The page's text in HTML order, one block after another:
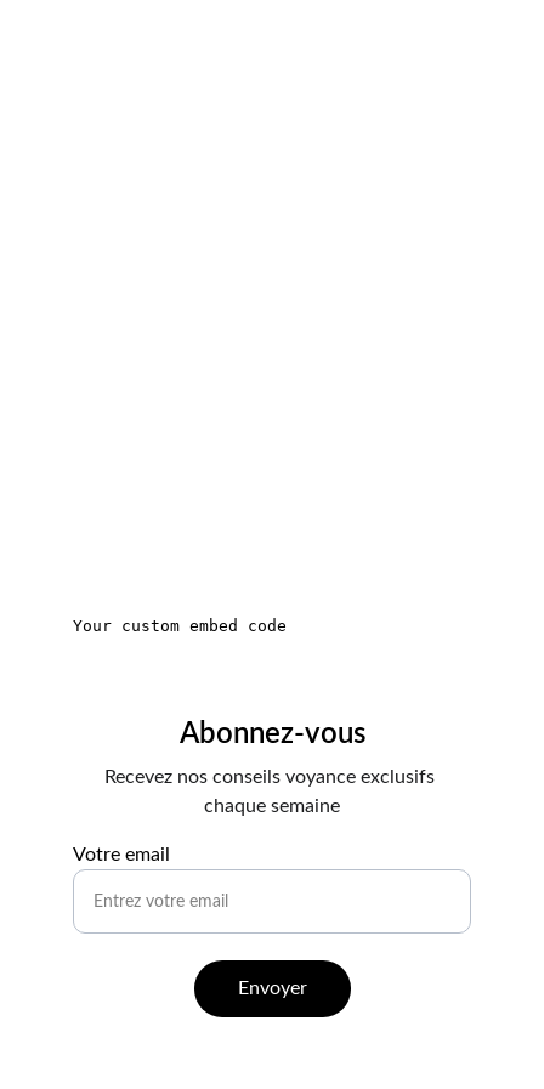
Abonnez-vous
Votre email
Envoyer
Recevez nos conseils voyance exclusifs
chaque semaine